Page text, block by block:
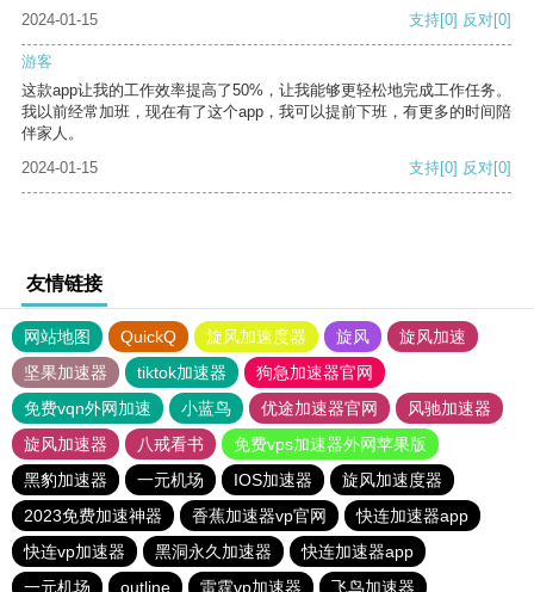
2024-01-15
支持[0] 反对[0]
游客
这款app让我的工作效率提高了50%，让我能够更轻松地完成工作任务。
我以前经常加班，现在有了这个app，我可以提前下班，有更多的时间陪
伴家人。
2024-01-15
支持[0] 反对[0]
友情链接
网站地图 QuickQ 旋风加速度器 旋风
旋风加速
坚果加速器
tiktok加速器
狗急加速器官网
免费vqn外网加速
小蓝鸟 优途加速器官网
风驰加速器
旋风加速器
八戒看书
免费vps加速器外网苹果版
黑豹加速器
一元机场 IOS加速器
旋风加速度器
2023免费加速神器
香蕉加速器vp官网
快连加速器app
快连vp加速器
黑洞永久加速器
快连加速器app
一元机场
outline 雷霆vp加速器 飞鸟加速器